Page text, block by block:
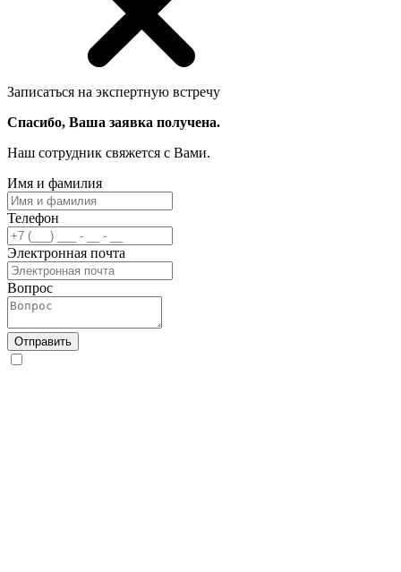
Записаться на экспертную встречу
Спасибо, Ваша заявка получена.
Наш сотрудник свяжется с Вами.
Имя и фамилия
Телефон
Электронная почта
Вопрос
Отправить